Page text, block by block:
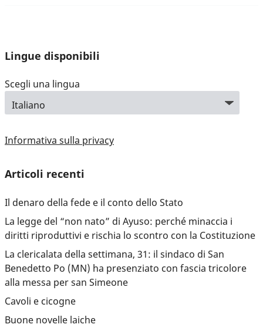
Lingue disponibili
Scegli una lingua
Informativa sulla privacy
Articoli recenti
Il denaro della fede e il conto dello Stato
La legge del “non nato” di Ayuso: perché minaccia i
diritti riproduttivi e rischia lo scontro con la Costituzione
La clericalata della settimana, 31: il sindaco di San
Benedetto Po (MN) ha presenziato con fascia tricolore
alla messa per san Simeone
Cavoli e cicogne
Buone novelle laiche